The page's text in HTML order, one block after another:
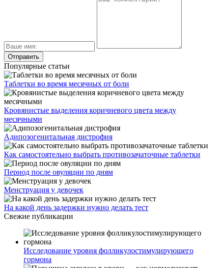
Популярные статьи
Таблетки во время месячных от боли
Кровянистые выделения коричневого цвета между
месячными
Адипозогенитальная дистрофия
Как самостоятельно выбрать противозачаточные таблетки
Период после овуляции по дням
Менструация у девочек
На какой день задержки нужно делать тест
Свежие публикации
Исследование уровня фолликулостимулирующего
гормона